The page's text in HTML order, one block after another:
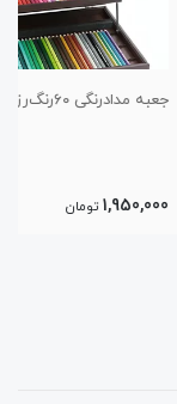
تومان